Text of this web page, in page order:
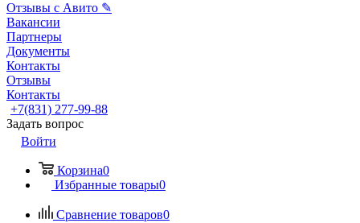
Отзывы с Авито ✎
Вакансии
Партнеры
Документы
Контакты
Отзывы
Контакты
+7(831) 277-99-88
Задать вопрос
Войти
Корзина0
Избранные товары0
Сравнение товаров0